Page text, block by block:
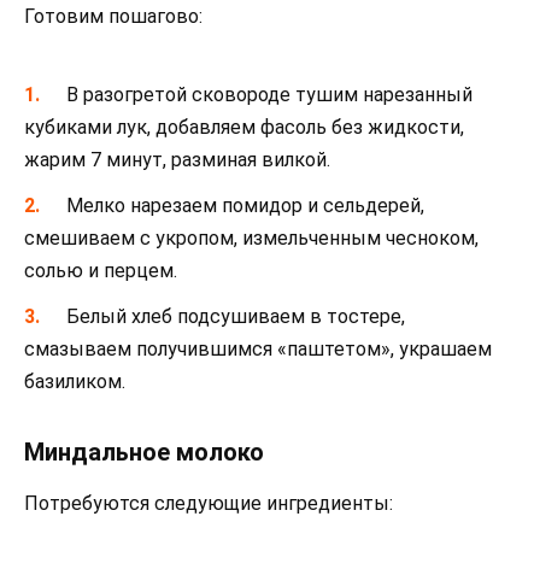
Готовим пошагово:
В разогретой сковороде тушим нарезанный
кубиками лук, добавляем фасоль без жидкости,
жарим 7 минут, разминая вилкой.
Мелко нарезаем помидор и сельдерей,
смешиваем с укропом, измельченным чесноком,
солью и перцем.
Белый хлеб подсушиваем в тостере,
смазываем получившимся «паштетом», украшаем
базиликом.
Миндальное молоко
Потребуются следующие ингредиенты: